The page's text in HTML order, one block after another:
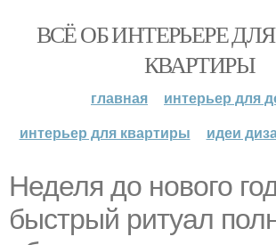
ВСЁ ОБ ИНТЕРЬЕРЕ
КВАРТИРЫ
главная
интерьер для
интерьер для квартиры
идеи
Неделя до нового
быстрый ритуал